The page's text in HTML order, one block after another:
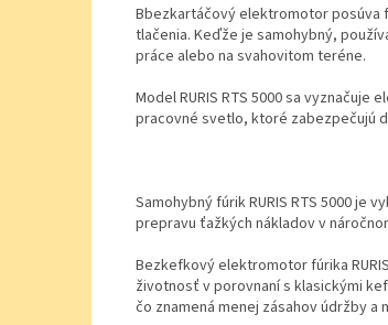
Bbezkartáčový elektromotor posúva
tlačenia. Keďže je samohybný,
práce alebo na svahovitom teréne.
Model RURIS RTS 5000 sa
pracovné svetlo, ktoré zabezpečujú
Samohybný fúrik RURIS RTS 5000
prepravu ťažkých nákladov v
Bezkefkový elektromotor fúrika
životnosť v porovnaní s klasickými
čo znamená menej zásahov údržby a